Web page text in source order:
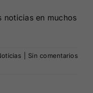
noticias en muchos
Sin comentarios